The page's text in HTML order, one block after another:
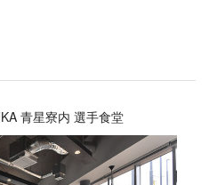
青星寮内 選手食堂